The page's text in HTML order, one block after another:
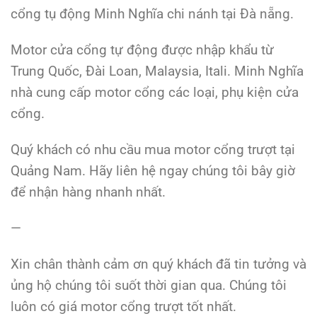
cổng tụ động Minh Nghĩa chi nánh tại Đà nẵng.
Motor cửa cổng tự động được nhập khẩu từ
Trung Quốc, Đài Loan, Malaysia, Itali. Minh Nghĩa
nhà cung cấp motor cổng các loại, phụ kiện cửa
cổng.
Quý khách có nhu cầu mua motor cổng trượt tại
Quảng Nam. Hãy liên hệ ngay chúng tôi bây giờ
để nhận hàng nhanh nhất.
—
Xin chân thành cảm ơn quý khách đã tin tưởng và
ủng hộ chúng tôi suốt thời gian qua. Chúng tôi
luôn có giá motor cổng trượt tốt nhất.